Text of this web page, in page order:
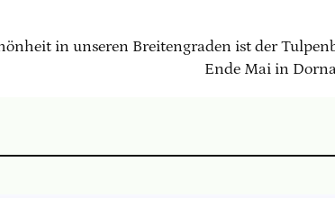
in unseren Breitengraden ist der
Ende Mai in